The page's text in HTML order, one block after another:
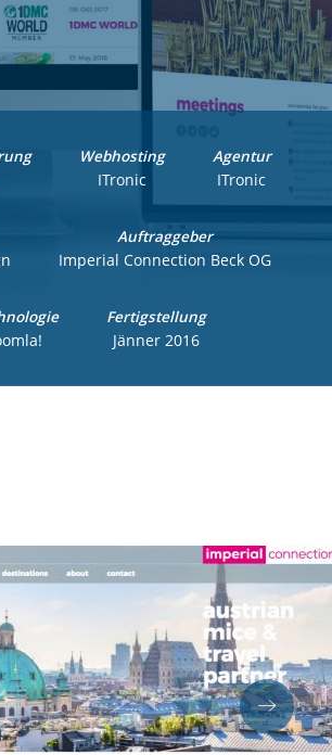
Webhosting
ITronic
Agentur
ITronic
Auftraggeber
Imperial Connection Beck OG
Fertigstellung
Jänner 2016